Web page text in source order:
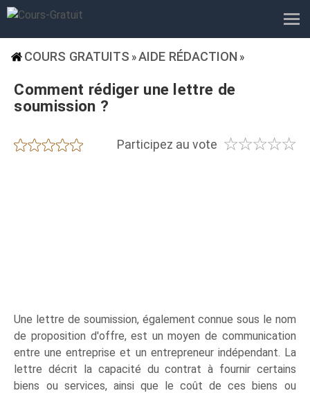
COURS GRATUITS »AIDE RÉDACTION »
Comment rédiger une lettre de
soumission ?
Participez au vote ☆☆☆☆☆
★★★★★
Une lettre de soumission, également connue sous le nom
de proposition d'offre, est un moyen de communication
entre une entreprise et un entrepreneur indépendant. La
lettre décrit la capacité du contrat à fournir certains
biens ou services, ainsi que le coût de ces biens ou